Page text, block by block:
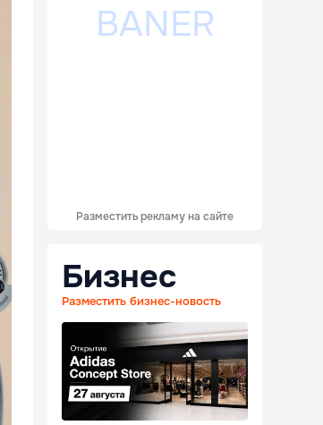
Разместить рекламу на сайте
Бизнес
Разместить бизнес-новость